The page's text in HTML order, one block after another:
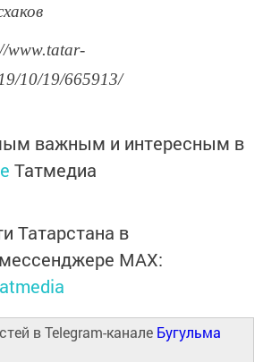
www.tatar-
10/19/665913/
важным и интересным в
Татмедиа
Татарстана в
MАХ:
в Telegram-канале Бугульма